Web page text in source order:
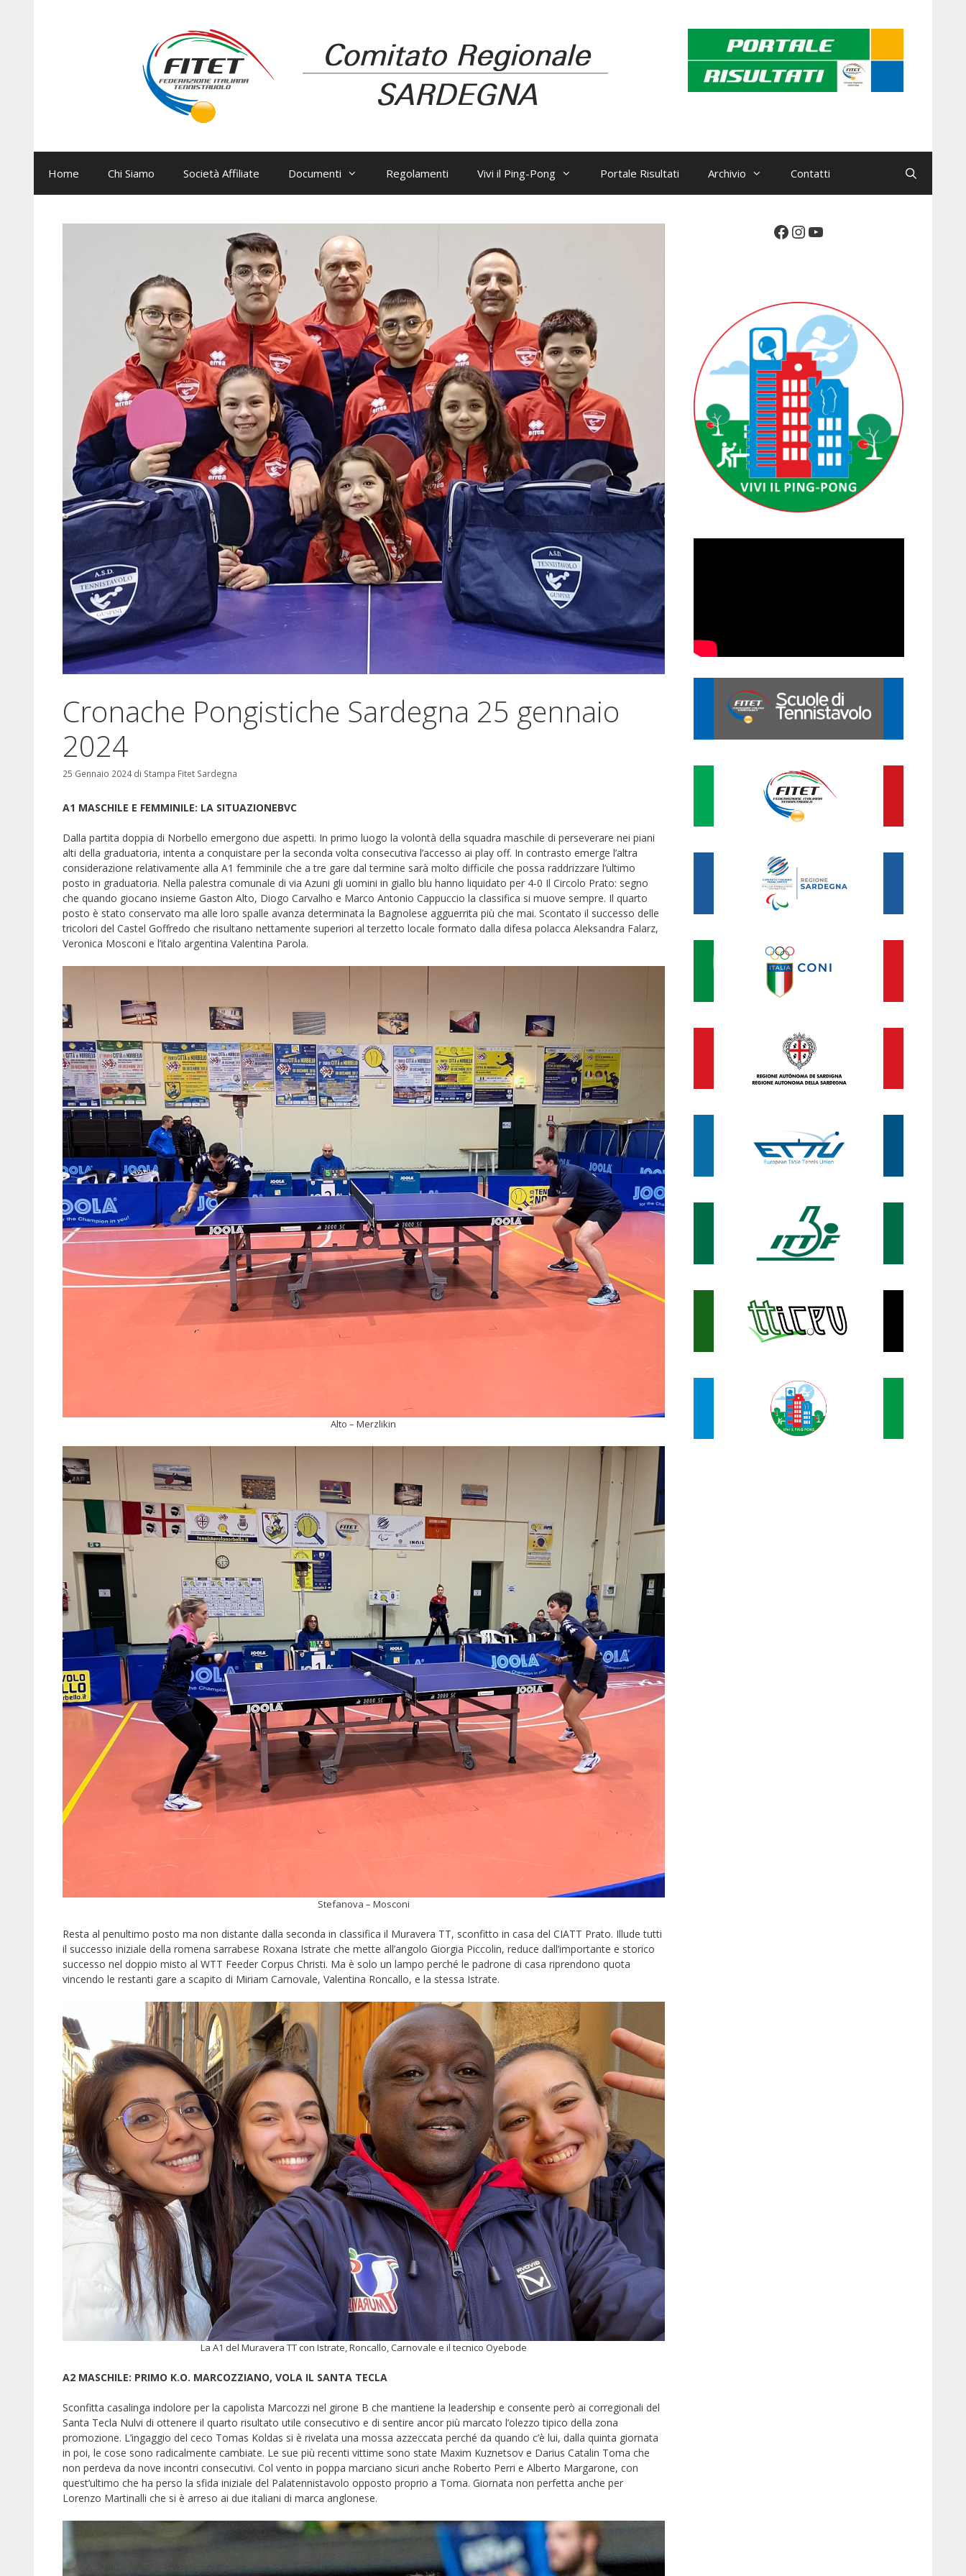
Home Chi Siamo Società Affiliate Documenti Regolamenti Vivi il Ping-Pong Portale Risultati Archivio Contatti
Cronache Pongistiche Sardegna 25 gennaio
2024
25 Gennaio 2024 di Stampa Fitet Sardegna
A1 MASCHILE E FEMMINILE: LA SITUAZIONEBVC
Dalla partita doppia di Norbello emergono due aspetti. In primo luogo la volontà della squadra maschile di perseverare nei piani
alti della graduatoria, intenta a conquistare per la seconda volta consecutiva l’accesso ai play off. In contrasto emerge l’altra
considerazione relativamente alla A1 femminile che a tre gare dal termine sarà molto difficile che possa raddrizzare l’ultimo
posto in graduatoria. Nella palestra comunale di via Azuni gli uomini in giallo blu hanno liquidato per 4-0 Il Circolo Prato: segno
che quando giocano insieme Gaston Alto, Diogo Carvalho e Marco Antonio Cappuccio la classifica si muove sempre. Il quarto
posto è stato conservato ma alle loro spalle avanza determinata la Bagnolese agguerrita più che mai. Scontato il successo delle
tricolori del Castel Goffredo che risultano nettamente superiori al terzetto locale formato dalla difesa polacca Aleksandra Falarz,
Veronica Mosconi e l’italo argentina Valentina Parola.
Alto – Merzlikin
Stefanova – Mosconi
Resta al penultimo posto ma non distante dalla seconda in classifica il Muravera TT, sconfitto in casa del CIATT Prato. Illude tutti
il successo iniziale della romena sarrabese Roxana Istrate che mette all’angolo Giorgia Piccolin, reduce dall’importante e storico
successo nel doppio misto al WTT Feeder Corpus Christi. Ma è solo un lampo perché le padrone di casa riprendono quota
vincendo le restanti gare a scapito di Miriam Carnovale, Valentina Roncallo, e la stessa Istrate.
La A1 del Muravera TT con Istrate, Roncallo, Carnovale e il tecnico Oyebode
A2 MASCHILE: PRIMO K.O. MARCOZZIANO, VOLA IL SANTA TECLA
Sconfitta casalinga indolore per la capolista Marcozzi nel girone B che mantiene la leadership e consente però ai corregionali del
Santa Tecla Nulvi di ottenere il quarto risultato utile consecutivo e di sentire ancor più marcato l’olezzo tipico della zona
promozione. L’ingaggio del ceco Tomas Koldas si è rivelata una mossa azzeccata perché da quando c’è lui, dalla quinta giornata
in poi, le cose sono radicalmente cambiate. Le sue più recenti vittime sono state Maxim Kuznetsov e Darius Catalin Toma che
non perdeva da nove incontri consecutivi. Col vento in poppa marciano sicuri anche Roberto Perri e Alberto Margarone, con
quest’ultimo che ha perso la sfida iniziale del Palatennistavolo opposto proprio a Toma. Giornata non perfetta anche per
Lorenzo Martinalli che si è arreso ai due italiani di marca anglonese.
Facebook
Instagram
YouTube